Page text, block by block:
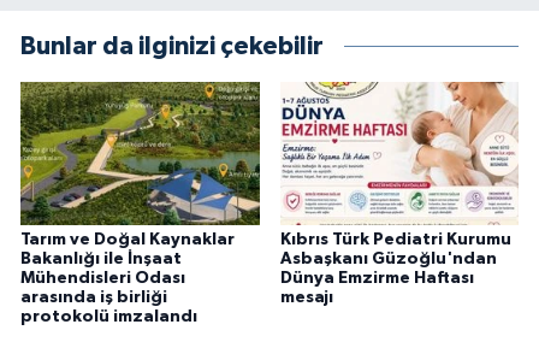
Bunlar da ilginizi çekebilir
Tarım ve Doğal Kaynaklar
Bakanlığı ile İnşaat
Mühendisleri Odası
arasında iş birliği
protokolü imzalandı
Kıbrıs Türk Pediatri Kurumu
Asbaşkanı Güzoğlu'ndan
Dünya Emzirme Haftası
mesajı